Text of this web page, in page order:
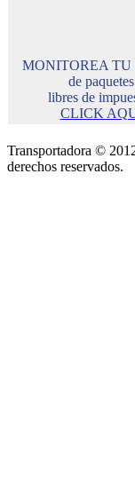
MONITOREA TU
de paquetes
libres de
CLICK
Transportadora ©
derechos reservados.